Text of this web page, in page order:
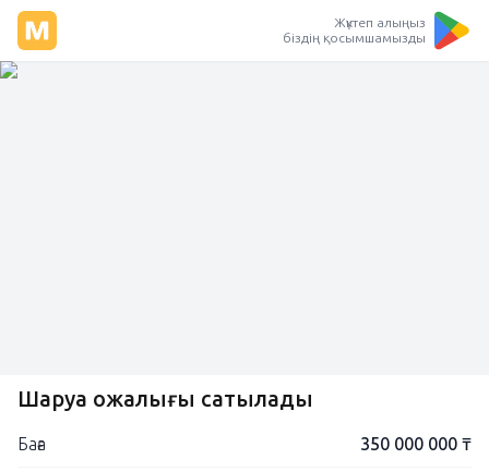
Жүктеп алыңыз
біздің қосымшамызды
Шаруа қожалығы сатылады
Баға 350 000 000 ₸